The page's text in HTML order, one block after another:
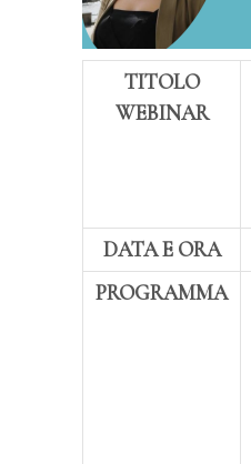
TITOLO
WEBINAR
DATA E ORA
PROGRAMMA